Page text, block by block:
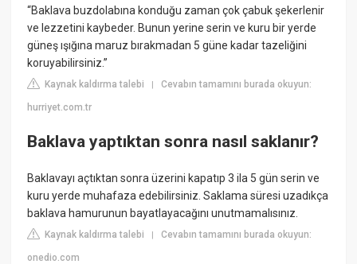
“Baklava buzdolabına konduğu zaman çok çabuk şekerlenir
ve lezzetini kaybeder. Bunun yerine serin ve kuru bir yerde
güneş ışığına maruz bırakmadan 5 güne kadar tazeliğini
koruyabilirsiniz.”
Kaynak kaldırma talebi |Cevabın tamamını burada okuyun:
hurriyet.com.tr
Baklava yaptıktan sonra nasıl saklanır?
Baklavayı açtıktan sonra üzerini kapatıp 3 ila 5 gün serin ve
kuru yerde muhafaza edebilirsiniz. Saklama süresi uzadıkça
baklava hamurunun bayatlayacağını unutmamalısınız.
Kaynak kaldırma talebi |Cevabın tamamını burada okuyun:
onedio.com